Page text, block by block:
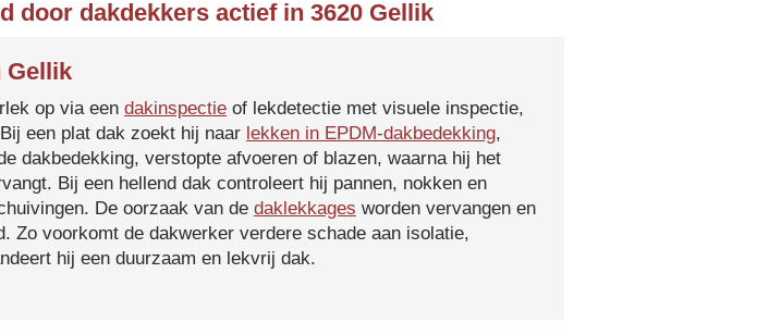
door dakdekkers actief in 3620 Gellik
Gellik
op via een dakinspectie of lekdetectie met visuele inspectie,
een plat dak zoekt hij naar lekken in EPDM-dakbedekking,
dakbedekking, verstopte afvoeren of blazen, waarna hij het
Bij een hellend dak controleert hij pannen, nokken en
De oorzaak van de daklekkages worden vervangen en
Zo voorkomt de dakwerker verdere schade aan isolatie,
hij een duurzaam en lekvrij dak.